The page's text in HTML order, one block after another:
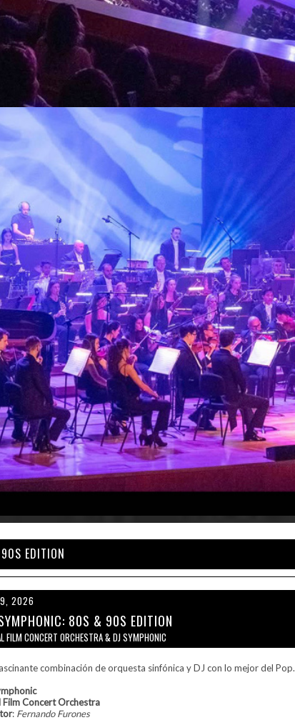
EDITION
2026
80S & 90S EDITION
FILM CONCERT ORCHESTRA & DJ SYMPHONIC
combinación de orquesta sinfónica y DJ con lo mejor del Pop.
Film Concert Orchestra
: Fernando Furones